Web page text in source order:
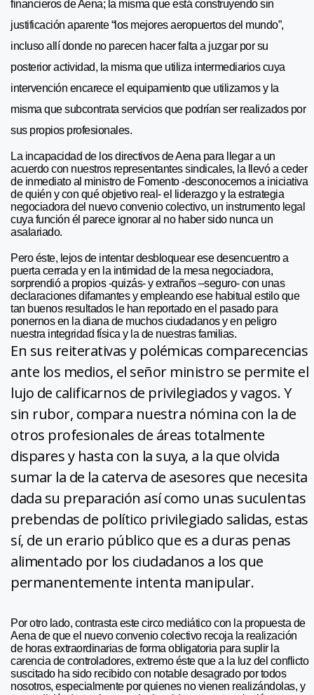
financieros de Aena; la misma que está construyendo sin
justificación aparente “los mejores aeropuertos del mundo”,
incluso allí donde no parecen hacer falta a juzgar por su
posterior actividad, la misma que utiliza intermediarios cuya
intervención encarece el equipamiento que utilizamos y la
misma que subcontrata servicios que podrían ser realizados por
sus propios profesionales.
La incapacidad de los directivos de Aena para llegar a un
acuerdo con nuestros representantes sindicales, la llevó a ceder
de inmediato al ministro de Fomento -desconocemos a iniciativa
de quién y con qué objetivo real- el liderazgo y la estrategia
negociadora del nuevo convenio colectivo, un instrumento legal
cuya función él parece ignorar al no haber sido nunca un
asalariado.
Pero éste, lejos de intentar desbloquear ese desencuentro a
puerta cerrada y en la intimidad de la mesa negociadora,
sorprendió a propios -quizás- y extraños –seguro- con unas
declaraciones difamantes y empleando ese habitual estilo que
tan buenos resultados le han reportado en el pasado para
ponernos en la diana de muchos ciudadanos y en peligro
nuestra integridad física y la de nuestras familias.
En sus reiterativas y polémicas comparecencias
ante los medios, el señor ministro se permite el
lujo de calificarnos de privilegiados y vagos. Y
sin rubor, compara nuestra nómina con la de
otros profesionales de áreas totalmente
dispares y hasta con la suya, a la que olvida
sumar la de la caterva de asesores que necesita
dada su preparación así como unas suculentas
prebendas de político privilegiado salidas, estas
sí, de un erario público que es a duras penas
alimentado por los ciudadanos a los que
permanentemente intenta manipular.
Por otro lado, contrasta este circo mediático con la propuesta de
Aena de que el nuevo convenio colectivo recoja la realización
de horas extraordinarias de forma obligatoria para suplir la
carencia de controladores, extremo éste que a la luz del conflicto
suscitado ha sido recibido con notable desagrado por todos
nosotros, especialmente por quienes no vienen realizándolas, y